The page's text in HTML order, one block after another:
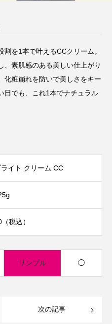
を1本で叶えるCCクリーム。
、素肌感のある美しい仕上がり
化粧崩れを防いで美しさをキー
日でも、これ1本でナチュラル
イト クリーム CC
税込）
サンプル ◯
次の記事